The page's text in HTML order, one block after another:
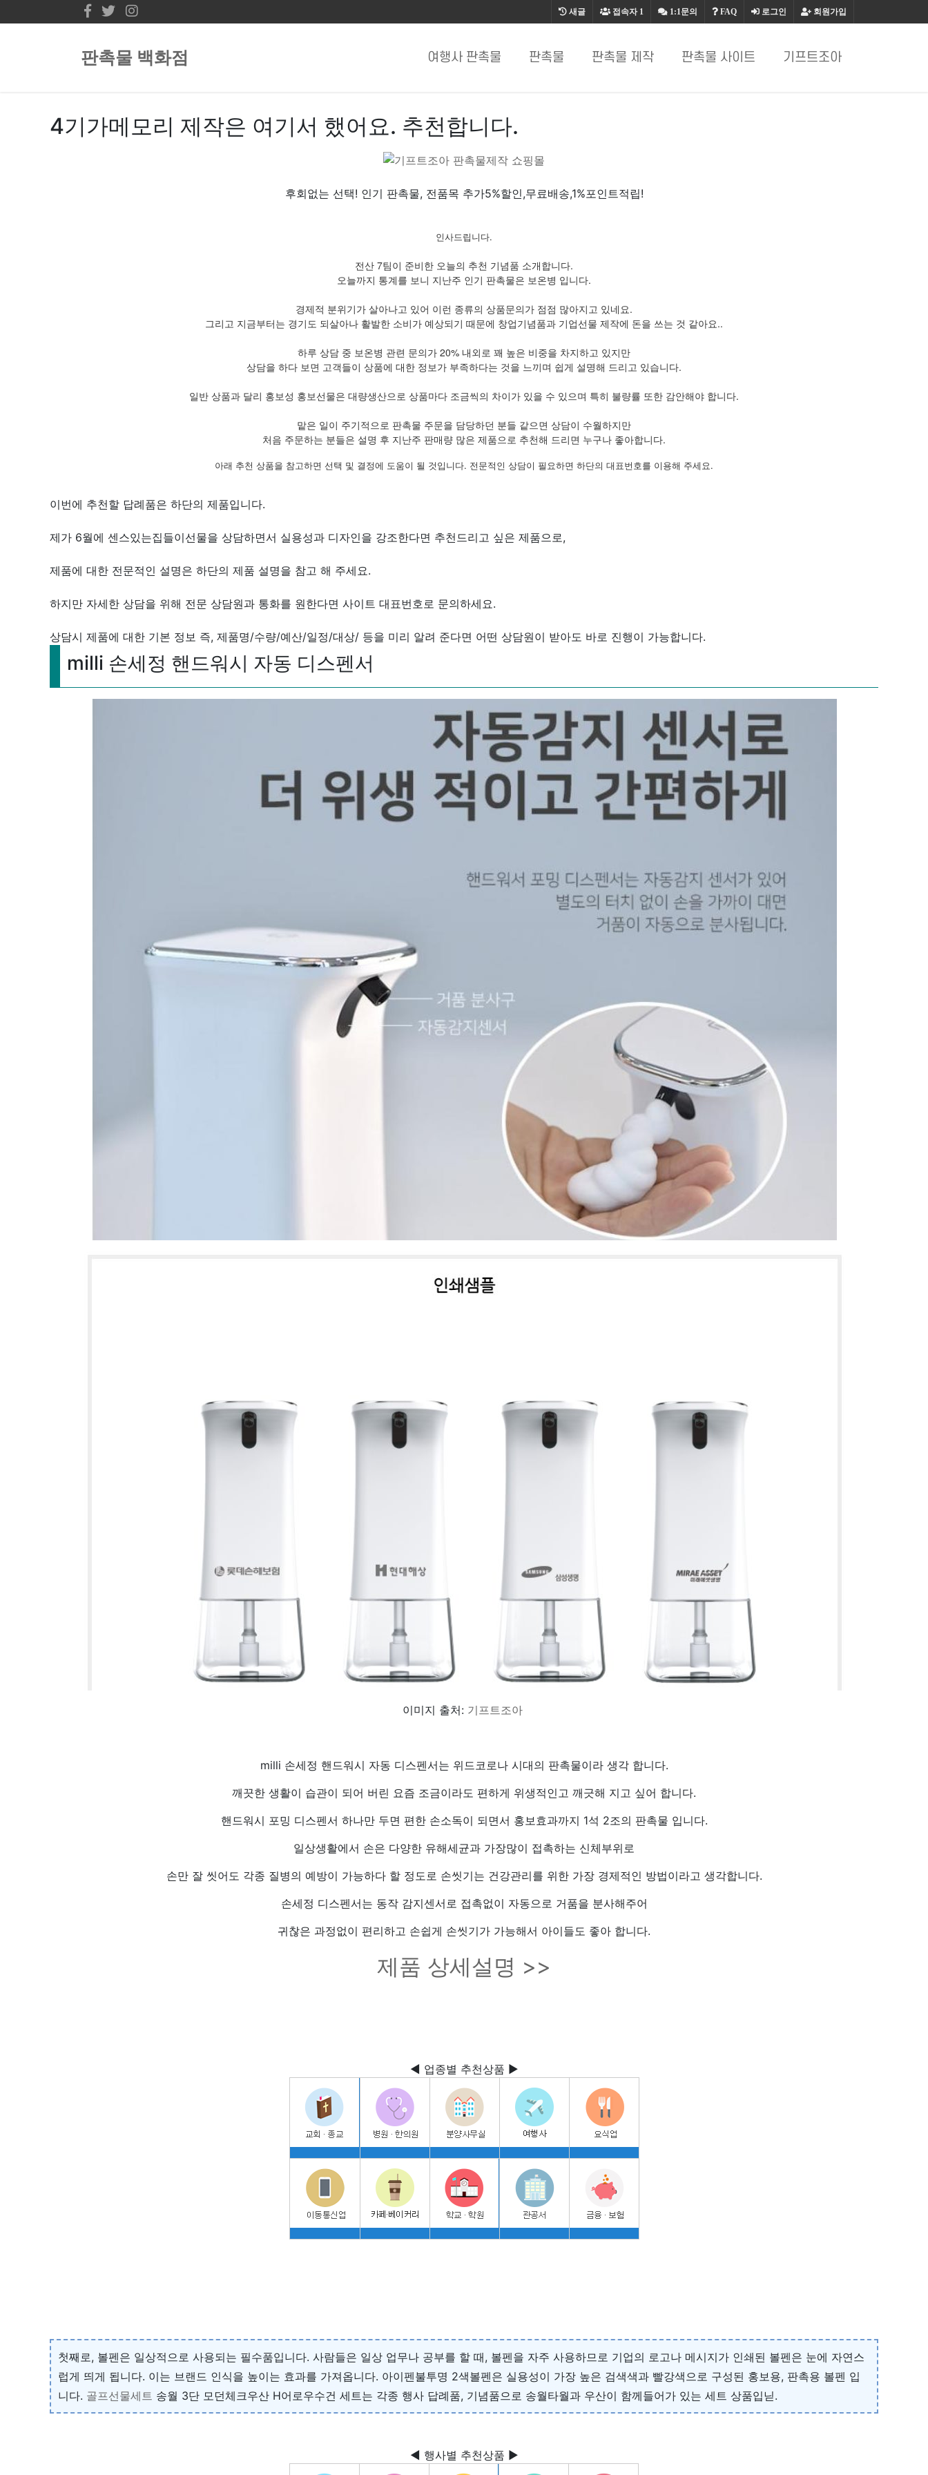
회원가입
로그인
FAQ
1:1문의
접속자1
새글
판촉물 백화점 여행사 판촉물 판촉물 판촉물 제작 판촉물 사이트 기프트조아
4기가메모리 제작은 여기서 했어요. 추천합니다.
후회없는 선택! 인기 판촉물, 전품목 추가5%할인,무료배송,1%포인트적립!
인사드립니다.
전산 7팀이 준비한 오늘의 추천 기념품 소개합니다.
오늘까지 통계를 보니 지난주 인기 판촉물은 보온병 입니다.
경제적 분위기가 살아나고 있어 이런 종류의 상품문의가 점점 많아지고 있네요.
그리고 지금부터는 경기도 되살아나 활발한 소비가 예상되기 때문에 창업기념품과 기업선물 제작에 돈을 쓰는 것 같아요..
하루 상담 중 보온병 관련 문의가 20% 내외로 꽤 높은 비중을 차지하고 있지만
상담을 하다 보면 고객들이 상품에 대한 정보가 부족하다는 것을 느끼며 쉽게 설명해 드리고 있습니다.
일반 상품과 달리 홍보성 홍보선물은 대량생산으로 상품마다 조금씩의 차이가 있을 수 있으며 특히 불량률 또한 감안해야 합니다.
맡은 일이 주기적으로 판촉물 주문을 담당하던 분들 같으면 상담이 수월하지만
처음 주문하는 분들은 설명 후 지난주 판매량 많은 제품으로 추천해 드리면 누구나 좋아합니다.
아래 추천 상품을 참고하면 선택 및 결정에 도움이 될 것입니다. 전문적인 상담이 필요하면 하단의 대표번호를 이용해 주세요.
이번에 추천할 답례품은 하단의 제품입니다.
제가 6월에 센스있는집들이선물을 상담하면서 실용성과 디자인을 강조한다면 추천드리고 싶은 제품으로,
제품에 대한 전문적인 설명은 하단의 제품 설명을 참고 해 주세요.
하지만 자세한 상담을 위해 전문 상담원과 통화를 원한다면 사이트 대표번호로 문의하세요.
상담시 제품에 대한 기본 정보 즉, 제품명/수량/예산/일정/대상/ 등을 미리 알려 준다면 어떤 상담원이 받아도 바로 진행이 가능합니다.
milli 손세정 핸드워시 자동 디스펜서
이미지 출처: 기프트조아
milli 손세정 핸드워시 자동 디스펜서는 위드코로나 시대의 판촉물이라 생각 합니다.
깨끗한 생활이 습관이 되어 버린 요즘 조금이라도 편하게 위생적인고 깨긋해 지고 싶어 합니다.
핸드워시 포밍 디스펜서 하나만 두면 편한 손소독이 되면서 홍보효과까지 1석 2조의 판촉물 입니다.
일상생활에서 손은 다양한 유해세균과 가장많이 접촉하는 신체부위로
손만 잘 씻어도 각종 질병의 예방이 가능하다 할 정도로 손씻기는 건강관리를 위한 가장 경제적인 방법이라고 생각합니다.
손세정 디스펜서는 동작 감지센서로 접촉없이 자동으로 거품을 분사해주어
귀찮은 과정없이 편리하고 손쉽게 손씻기가 가능해서 아이들도 좋아 합니다.
제품 상세설명 >>
◀ 업종별 추천상품 ▶
첫째로, 볼펜은 일상적으로 사용되는 필수품입니다. 사람들은 일상 업무나 공부를 할 때, 볼펜을 자주 사용하므로 기업의 로고나 메시지가 인쇄된 볼펜은 눈에 자연스
럽게 띄게 됩니다. 이는 브랜드 인식을 높이는 효과를 가져옵니다. 아이펜불투명 2색볼펜은 실용성이 가장 높은 검색색과 빨강색으로 구성된 홍보용, 판촉용 볼펜 입
니다. 골프선물세트 송월 3단 모던체크우산 H어로우수건 세트는 각종 행사 답례품, 기념품으로 송월타월과 우산이 함께들어가 있는 세트 상품입닏.
◀ 행사별 추천상품 ▶